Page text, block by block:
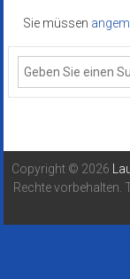
Sie müssen
Copyright © 2026
Rechte vorbehalten.